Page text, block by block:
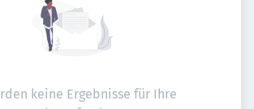
keine Ergebnisse für Ihre